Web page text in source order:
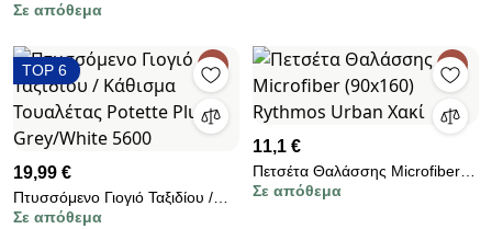
Kentia Versus Active 07
Σε απόθεμα
TOP 6
19,99 €
Πτυσσόμενο Γιογιό Ταξιδίου /
Κάθισμα Τουαλέτας Potette Plus
Σε απόθεμα
11,1 €
Πετσέτα Θαλάσσης Microfiber
(90x160) Rythmos Urban Χακί
Σε απόθεμα